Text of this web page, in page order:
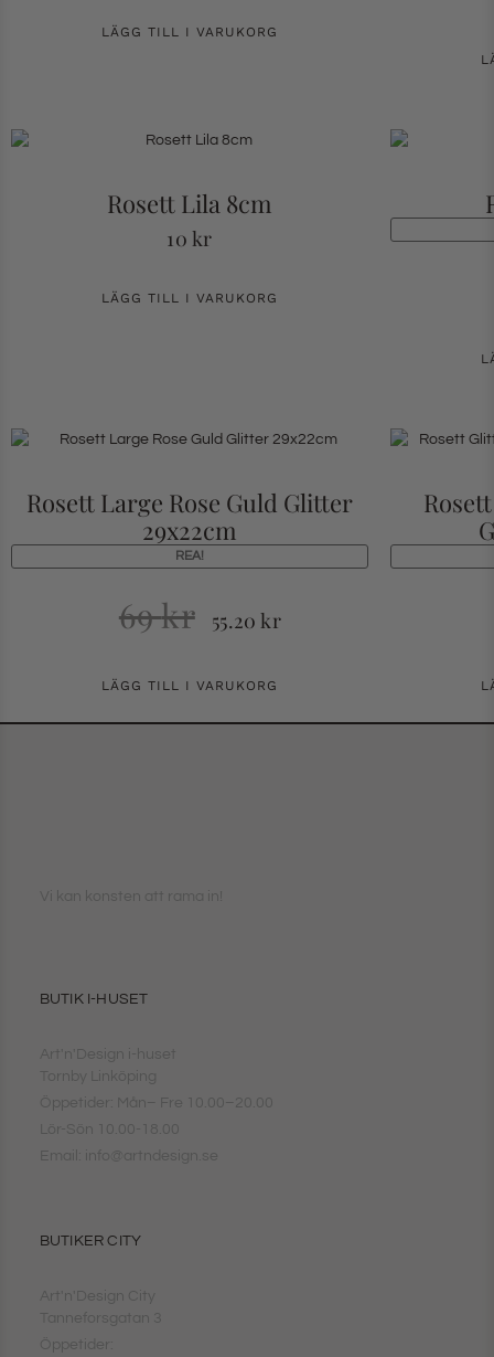
LÄGG TILL I VARUKORG
Rosett Lila 8cm
10kr
LÄGG TILL I VARUKORG
Rosett Large Rose Guld Glitter
29x22cm
REA!
69kr 55.20kr
LÄGG TILL I VARUKORG
Vi kan konsten att rama in!
BUTIK I-HUSET
Art'n'Design i-huset
Tornby Linköping
Öppetider: Mån– Fre 10.00–20.00
Lör-Sön 10.00-18.00
Email: info@artndesign.se
BUTIKER CITY
Art'n'Design City
Tanneforsgatan 3
Öppetider: